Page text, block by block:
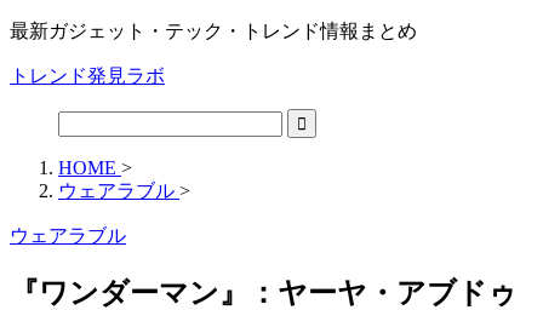
最新ガジェット・テック・トレンド情報まとめ
トレンド発見ラボ
HOME >
ウェアラブル >
ウェアラブル
『ワンダーマン』：ヤーヤ・アブドゥ